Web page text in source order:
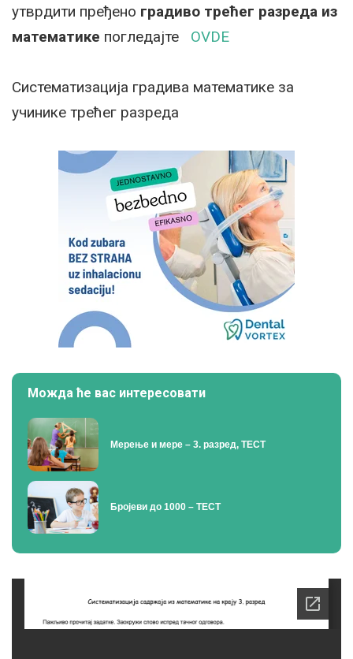
утврдити пређено градиво трећег разреда из
математике погледајте OVDE
Систематизација градива математике за
учинике трећег разреда
Можда ће вас интересовати
Мерење и мере – 3. разред, ТЕСТ
Бројеви до 1000 – ТЕСТ